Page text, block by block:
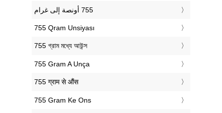
‎755 Qram Unsiyası
‎755 গ্রাম মধ্যে আউন্স
‎755 Gram A Unça
‎755 ग्राम से औंस
‎755 Gram Ke Ons